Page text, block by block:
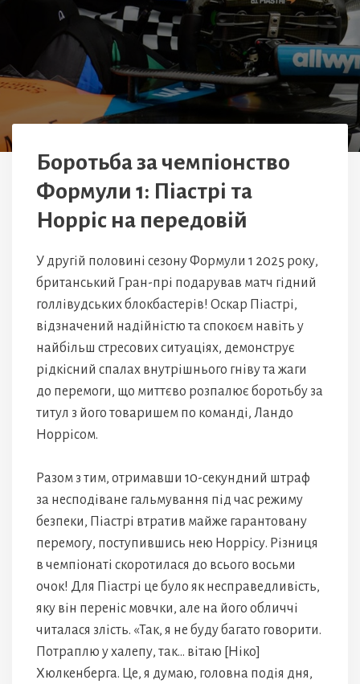
Боротьба за чемпіонство
Формули 1: Піастрі та
Норріс на передовій
У другій половині сезону Формули 1 2025 року,
британський Гран-прі подарував матч гідний
голлівудських блокбастерів! Оскар Піастрі,
відзначений надійністю та спокоєм навіть у
найбільш стресових ситуаціях, демонструє
рідкісний спалах внутрішнього гніву та жаги
до перемоги, що миттєво розпалює боротьбу за
титул з його товаришем по команді, Ландо
Норрісом.
Разом з тим, отримавши 10-секундний штраф
за несподіване гальмування під час режиму
безпеки, Піастрі втратив майже гарантовану
перемогу, поступившись нею Норрісу. Різниця
в чемпіонаті скоротилася до всього восьми
очок! Для Піастрі це було як несправедливість,
яку він переніс мовчки, але на його обличчі
читалася злість. «Так, я не буду багато говорити.
Потраплю у халепу, так… вітаю [Ніко]
Хюлкенберга. Це, я думаю, головна подія дня,